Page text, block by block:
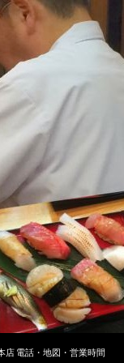
店 電話・地図・営業時間